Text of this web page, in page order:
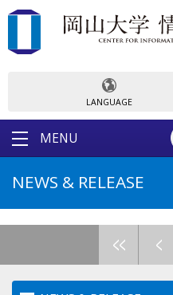
LANGUAGE
MENU
NEWS & RELEASE
<< <